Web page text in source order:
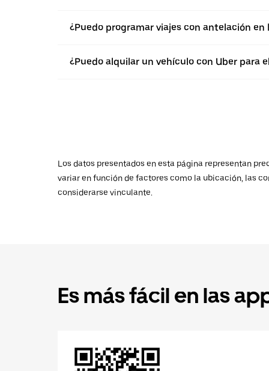
¿Puedo programar viajes con antelación en
¿Puedo alquilar un vehículo con Uber para
Los datos presentados en esta página representan
variar en función de factores como la ubicación, las
considerarse vinculante.
Es más fácil en las